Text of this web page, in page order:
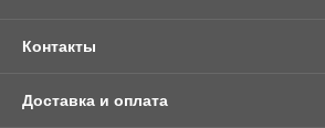
Контакты
Доставка и оплата